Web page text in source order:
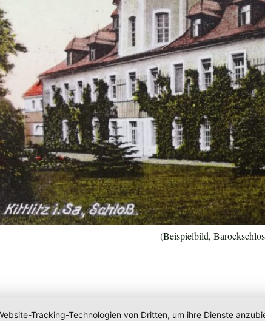
(Beispielbild,
Tracking-Technologien von Dritten, um ihre Dienste